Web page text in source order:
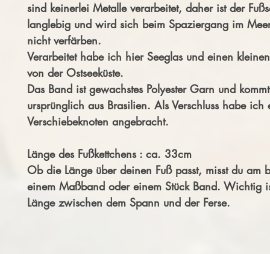
sind keinerlei Metalle verarbeitet, daher ist der
langlebig und wird sich beim Spaziergang im
nicht verfärben.
Verarbeitet habe ich hier Seeglas und einen
von der Ostseeküste.
Das Band ist gewachstes Polyester Garn und kommt
ursprünglich aus Brasilien. Als Verschluss habe ich
Verschiebeknoten angebracht.
Länge des Fußkettchens : ca. 33cm
Ob die Länge über deinen Fuß passt, misst du am
einem Maßband oder einem Stück Band. Wichtig
Länge zwischen dem Spann und der Ferse.